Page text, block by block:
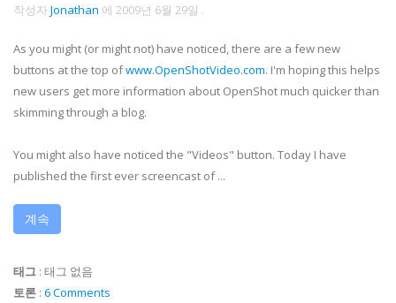
작성자Jonathan 에 2009년 6월 29일 .
As you might (or might not) have noticed, there are a few new
buttons at the top ofwww.OpenShotVideo.com. I'm hoping this helps
new users get more information about OpenShot much quicker than
skimming through a blog.
You might also have noticed the "Videos" button. Today I have
published the first ever screencast of ...
계속
태그 : 태그 없음
토론 : 6 Comments